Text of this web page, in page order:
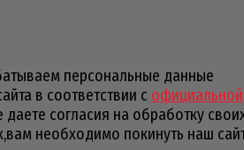
персональные данные
в соответствии с официальной
даете согласия на обработку
необходимо покинуть наш